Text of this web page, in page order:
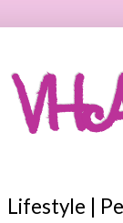
Lifestyle |